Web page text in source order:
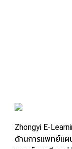
进修于陕西中医
Training
Acupuncture,
Zhongyi E-
ด้านการแพทย์แผ